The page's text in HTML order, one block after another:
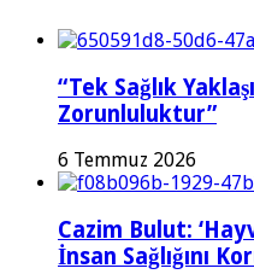
“Tek Sağlık
Zorunluluktur”
6 Temmuz 2026
Cazim Bulut:
İnsan Sağlığını